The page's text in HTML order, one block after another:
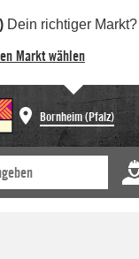
Dein richtiger Markt?
Markt wählen
Bornheim (Pfalz)